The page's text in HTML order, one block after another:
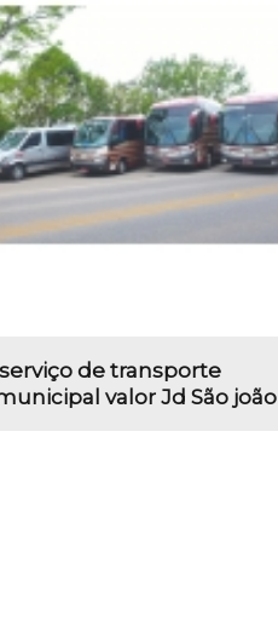
serviço de transporte
valor Jd São joão